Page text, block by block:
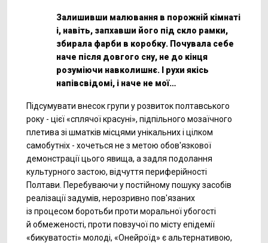
Залишивши малювання в порожнiй кiмнатi
i, навiть, запхавши його під скло рамки,
збирала фарби в коробку. Почувала себе
наче після довгого сну, не до кiнця
розумiючи навколишнє. I рухи якiсь
напiвсвiдомi, i наче не мої…
Підсумувати внесок групи у розвиток полтавського
року - цієї «сплячої красуні», підпільного мозаїчного
плетива зі шматків місцями унікальних і цілком
самобутніх - хочеться не з метою обов'язкової
демонстрації цього явища, а задля подолання
культурного застою, відчуття периферійності
Полтави. Перебуваючи у постійному пошуку засобів
реалізації задумів, нерозривно пов'язаних
iз процесом боротьби проти моральної убогості
й обмеженості, проти повзучої по місту епідемії
«бикуватості» молоді, «Онейроїд» є альтернативою,